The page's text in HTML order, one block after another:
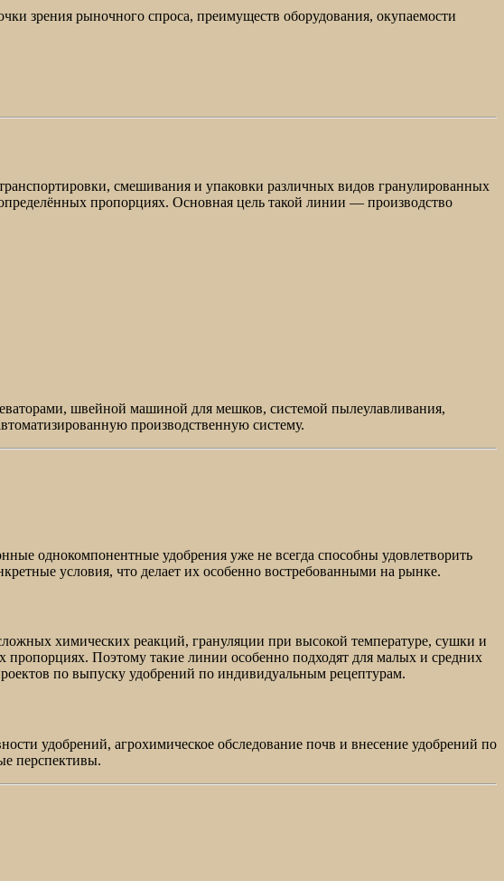
зрения рыночного спроса, преимуществ оборудования, окупаемости
смешивания и упаковки различных видов гранулированных
пропорциях. Основная цель такой линии — производство
швейной машиной для мешков, системой пылеулавливания,
производственную систему.
однокомпонентные удобрения уже не всегда способны удовлетворить
условия, что делает их особенно востребованными на рынке.
химических реакций, грануляции при высокой температуре, сушки и
Поэтому такие линии особенно подходят для малых и средних
по выпуску удобрений по индивидуальным рецептурам.
удобрений, агрохимическое обследование почв и внесение удобрений по
перспективы.